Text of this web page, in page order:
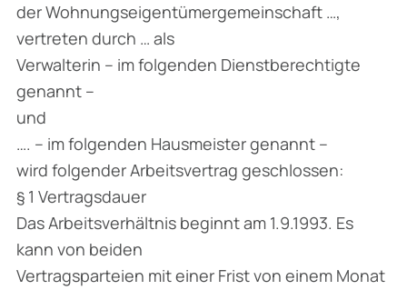
der Wohnungseigentümergemeinschaft …,
vertreten durch … als
Verwalterin – im folgenden Dienstberechtigte
genannt –
und
…. – im folgenden Hausmeister genannt –
wird folgender Arbeitsvertrag geschlossen:
§ 1 Vertragsdauer
Das Arbeitsverhältnis beginnt am 1.9.1993. Es
kann von beiden
Vertragsparteien mit einer Frist von einem Monat